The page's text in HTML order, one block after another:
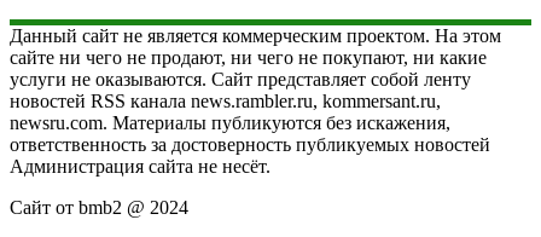
Данный сайт не является коммерческим проектом. На этом
сайте ни чего не продают, ни чего не покупают, ни какие
услуги не оказываются. Сайт представляет собой ленту
новостей RSS канала news.rambler.ru, kommersant.ru,
newsru.com. Материалы публикуются без искажения,
ответственность за достоверность публикуемых новостей
Администрация сайта не несёт.
Сайт от bmb2 @ 2024